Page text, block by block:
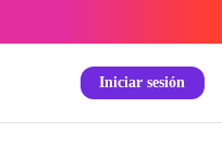
Iniciar sesión